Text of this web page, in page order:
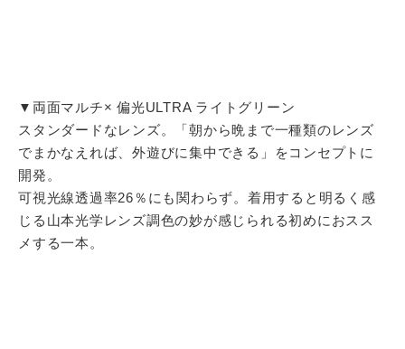
▼両面マルチ× 偏光ULTRA ライトグリーン
スタンダードなレンズ。「朝から晩まで一種類のレンズ
でまかなえれば、外遊びに集中できる」をコンセプトに
開発。
可視光線透過率26％にも関わらず。着用すると明るく感
じる山本光学レンズ調色の妙が感じられる初めにおスス
メする一本。